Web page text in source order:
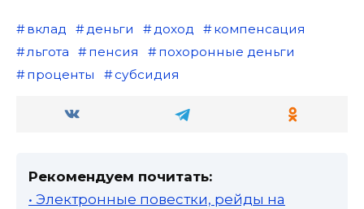
вклад деньги доход
компенсация
льгота
пенсия
похоронные деньги
проценты
субсидия
Рекомендуем почитать:
• Электронные повестки, рейды на